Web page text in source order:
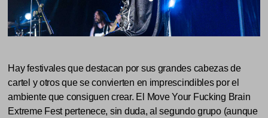
Hay festivales que destacan por sus grandes cabezas de
cartel y otros que se convierten en imprescindibles por el
ambiente que consiguen crear. El Move Your Fucking Brain
Extreme Fest pertenece, sin duda, al segundo grupo (aunque